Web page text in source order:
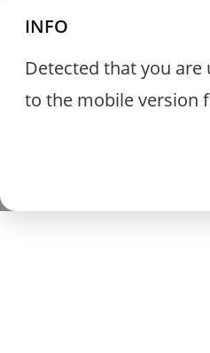
INFO
Detected that you
to the mobile version